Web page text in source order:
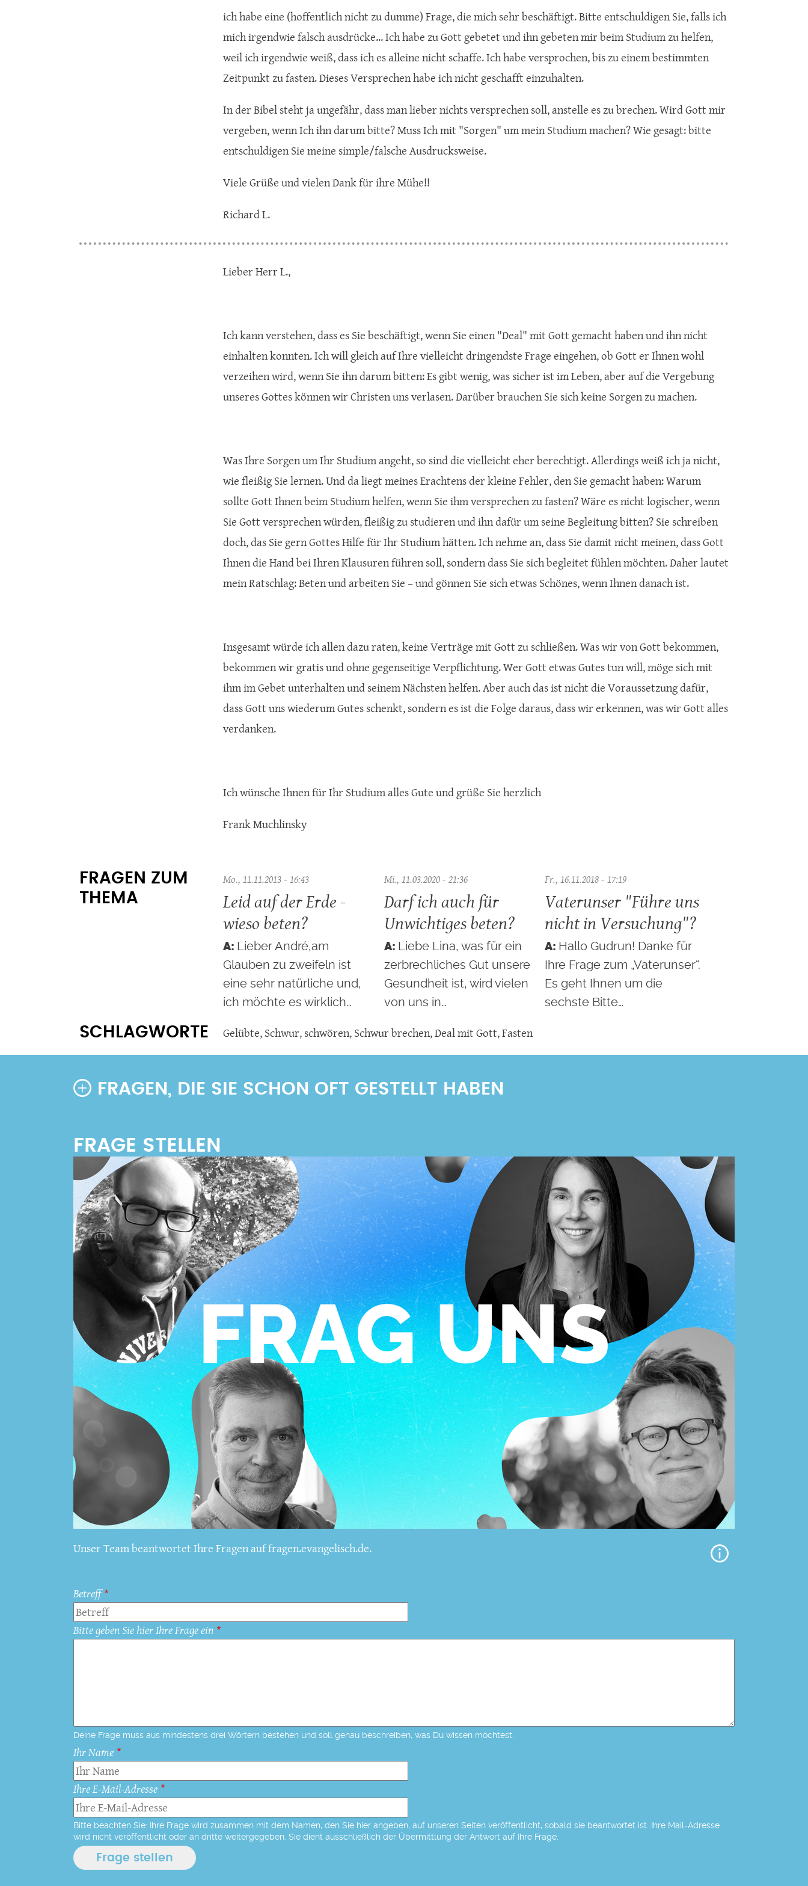
ich habe eine (hoffentlich nicht zu dumme) Frage, die mich sehr beschäftigt. Bitte entschuldigen Sie, falls ich
mich irgendwie falsch ausdrücke... Ich habe zu Gott gebetet und ihn gebeten mir beim Studium zu helfen,
weil ich irgendwie weiß, dass ich es alleine nicht schaffe. Ich habe versprochen, bis zu einem bestimmten
Zeitpunkt zu fasten. Dieses Versprechen habe ich nicht geschafft einzuhalten.
In der Bibel steht ja ungefähr, dass man lieber nichts versprechen soll, anstelle es zu brechen. Wird Gott mir
vergeben, wenn Ich ihn darum bitte? Muss Ich mit "Sorgen" um mein Studium machen? Wie gesagt: bitte
entschuldigen Sie meine simple/falsche Ausdrucksweise.
Viele Grüße und vielen Dank für ihre Mühe!!
Richard L.
Lieber Herr L.,
Ich kann verstehen, dass es Sie beschäftigt, wenn Sie einen "Deal" mit Gott gemacht haben und ihn nicht
einhalten konnten. Ich will gleich auf Ihre vielleicht dringendste Frage eingehen, ob Gott er Ihnen wohl
verzeihen wird, wenn Sie ihn darum bitten: Es gibt wenig, was sicher ist im Leben, aber auf die Vergebung
unseres Gottes können wir Christen uns verlasen. Darüber brauchen Sie sich keine Sorgen zu machen.
Was Ihre Sorgen um Ihr Studium angeht, so sind die vielleicht eher berechtigt. Allerdings weiß ich ja nicht,
wie fleißig Sie lernen. Und da liegt meines Erachtens der kleine Fehler, den Sie gemacht haben: Warum
sollte Gott Ihnen beim Studium helfen, wenn Sie ihm versprechen zu fasten? Wäre es nicht logischer, wenn
Sie Gott versprechen würden, fleißig zu studieren und ihn dafür um seine Begleitung bitten? Sie schreiben
doch, das Sie gern Gottes Hilfe für Ihr Studium hätten. Ich nehme an, dass Sie damit nicht meinen, dass Gott
Ihnen die Hand bei Ihren Klausuren führen soll, sondern dass Sie sich begleitet fühlen möchten. Daher lautet
mein Ratschlag: Beten und arbeiten Sie – und gönnen Sie sich etwas Schönes, wenn Ihnen danach ist.
Insgesamt würde ich allen dazu raten, keine Verträge mit Gott zu schließen. Was wir von Gott bekommen,
bekommen wir gratis und ohne gegenseitige Verpflichtung. Wer Gott etwas Gutes tun will, möge sich mit
ihm im Gebet unterhalten und seinem Nächsten helfen. Aber auch das ist nicht die Voraussetzung dafür,
dass Gott uns wiederum Gutes schenkt, sondern es ist die Folge daraus, dass wir erkennen, was wir Gott alles
verdanken.
Ich wünsche Ihnen für Ihr Studium alles Gute und grüße Sie herzlich
Frank Muchlinsky
FRAGEN ZUM
THEMA
Mo., 11.11.2013 - 16:43
Leid auf der Erde -
wieso beten?
Lieber André,am
Glauben zu zweifeln ist
eine sehr natürliche und,
ich möchte es wirklich…
Mi., 11.03.2020 - 21:36
Darf ich auch für
Unwichtiges beten?
Liebe Lina, was für ein
zerbrechliches Gut unsere
Gesundheit ist, wird vielen
von uns in…
Fr., 16.11.2018 - 17:19
Vaterunser "Führe uns
nicht in Versuchung"?
Hallo Gudrun! Danke für
Ihre Frage zum „Vaterunser“.
Es geht Ihnen um die
sechste Bitte…
SCHLAGWORTE Gelübte,Schwur,schwören,Schwur brechen,Deal mit Gott,Fasten
FRAGEN, DIE SIE SCHON OFT GESTELLT HABEN
Unser Team beantwortet Ihre Fragen auf fragen.evangelisch.de.
Betreff
Bitte geben Sie hier Ihre Frage ein
Deine Frage muss aus mindestens drei Wörtern bestehen und soll genau beschreiben, was Du wissen möchtest.
Ihr Name
Ihre E-Mail-Adresse
Bitte beachten Sie: Ihre Frage wird zusammen mit dem Namen, den Sie hier angeben, auf unseren Seiten veröffentlicht, sobald sie beantwortet ist. Ihre Mail-Adresse
wird nicht veröffentlicht oder an dritte weitergegeben. Sie dient ausschließlich der Übermittlung der Antwort auf Ihre Frage.